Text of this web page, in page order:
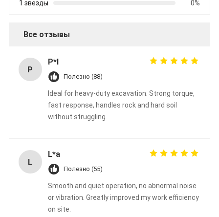
1 звезды
0%
Все отзывы
P
P*l
Полезно (88)
Ideal for heavy-duty excavation. Strong torque,
fast response, handles rock and hard soil
without struggling.
L
L*a
Полезно (55)
Smooth and quiet operation, no abnormal noise
or vibration. Greatly improved my work efficiency
on site.